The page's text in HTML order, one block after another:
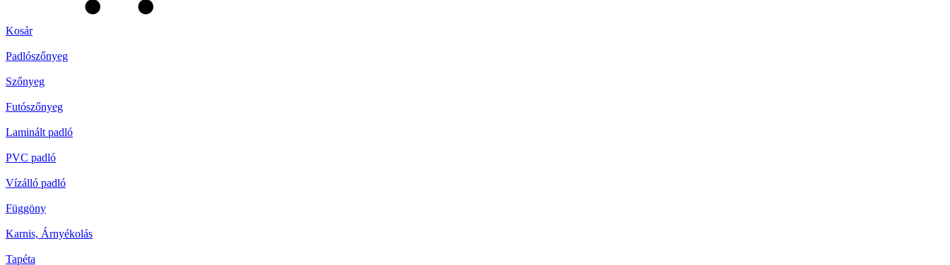
Kosár
Padlószőnyeg
Szőnyeg
Futószőnyeg
Laminált padló
PVC padló
Vízálló padló
Függöny
Karnis, Árnyékolás
Tapéta